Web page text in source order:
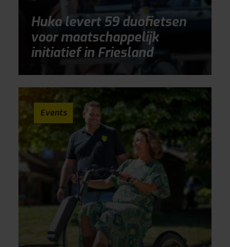
Huka levert 59 duofietsen
voor maatschappelijk
initiatief in Friesland
Events